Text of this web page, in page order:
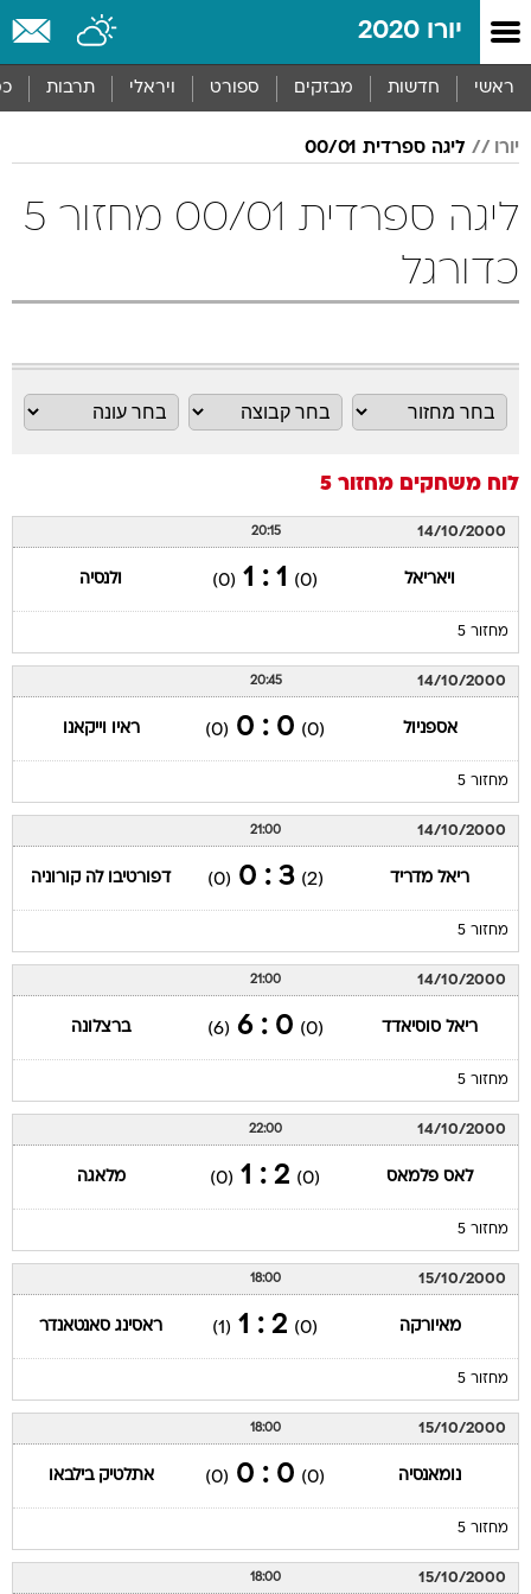
יורו 2020
ראשי חדשות מבזקים ספורט ויראלי תרבות
יורו ליגה ספרדית 00/01
ליגה ספרדית 00/01 מחזור 5
כדורגל
לוח משחקים מחזור 5
14/10/2000
20:15
ויאריאל (0)
1 : 1
(0) ולנסיה
מחזור 5
14/10/2000
20:45
אספניול (0)
0 : 0
(0) ראיו וייקאנו
מחזור 5
14/10/2000
21:00
ריאל מדריד (2)
3 : 0
(0) דפורטיבו לה קורוניה
מחזור 5
14/10/2000
21:00
ריאל סוסיאדד (0)
0 : 6
(6) ברצלונה
מחזור 5
14/10/2000
22:00
לאס פלמאס (0)
2 : 1
(0) מלאגה
מחזור 5
15/10/2000
18:00
מאיורקה (0)
2 : 1
(1) ראסינג סאנטאנדר
מחזור 5
15/10/2000
18:00
נומאנסיה (0)
0 : 0
(0) אתלטיק בילבאו
מחזור 5
15/10/2000
18:00